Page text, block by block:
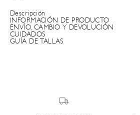
Descripción
INFORMACIÓN DE PRODUCTO
ENVÍO, CAMBIO Y DEVOLUCIÓN
CUIDADOS
GUÍA DE TALLAS